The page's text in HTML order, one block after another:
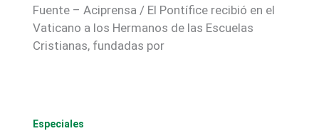
Fuente – Aciprensa / El Pontífice recibió en el
Vaticano a los Hermanos de las Escuelas
Cristianas, fundadas por
Especiales